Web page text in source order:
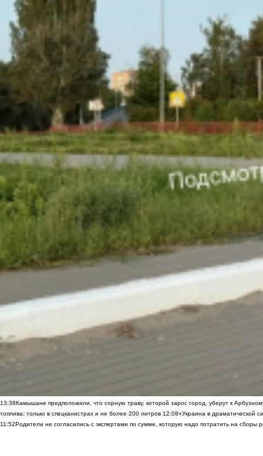
13:38Камышане предположили, что сорную траву, которой зарос город, уберут к
топлива: только в спецканистрах и не более 200 литров 12:08«Украина в драматической
11:52Родители не согласились с экспертами по сумме, которую надо потратить на сборы